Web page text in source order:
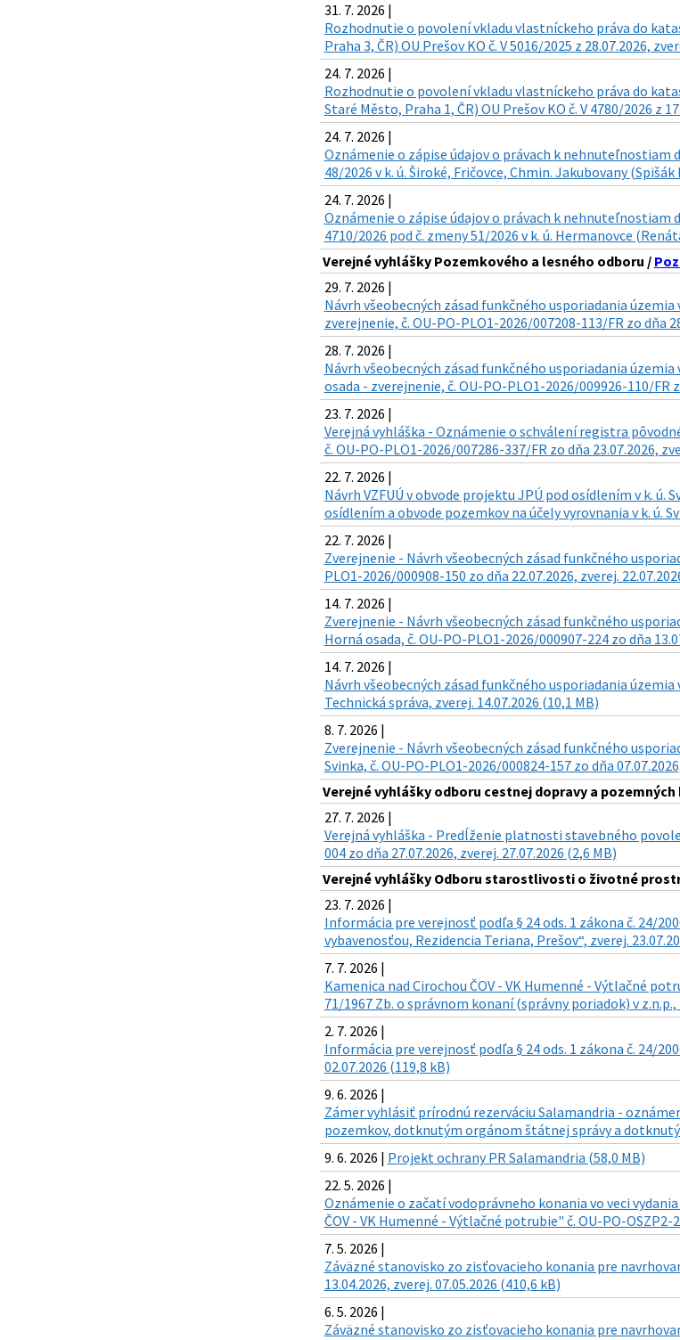
31. 7. 2026 |
Rozhodnutie o povolení vkladu vlastníckeho práva do
Praha 3, ČR) OU Prešov KO č. V 5016/2025 z 28.07.2026,
24. 7. 2026 |
Rozhodnutie o povolení vkladu vlastníckeho práva do
Staré Město, Praha 1, ČR) OU Prešov KO č. V 4780/2026 z
24. 7. 2026 |
Oznámenie o zápise údajov o právach k nehnuteľnostiam
48/2026 v k. ú. Široké, Fričovce, Chmin. Jakubovany
24. 7. 2026 |
Oznámenie o zápise údajov o právach k
4710/2026 pod č. zmeny 51/2026 v k. ú. Hermanovce
Verejné vyhlášky Pozemkového a lesného odboru /
29. 7. 2026 |
Návrh všeobecných zásad funkčného usporiadania
zverejnenie, č. OU-PO-PLO1-2026/007208-113/FR zo dňa
28. 7. 2026 |
Návrh všeobecných zásad funkčného usporiadania
osada - zverejnenie, č. OU-PO-PLO1-2026/009926-110/FR
23. 7. 2026 |
Verejná vyhláška - Oznámenie o schválení registra
č. OU-PO-PLO1-2026/007286-337/FR zo dňa 23.07.2026,
22. 7. 2026 |
Návrh VZFUÚ v obvode projektu JPÚ pod osídlením v k. ú.
osídlením a obvode pozemkov na účely vyrovnania v k. ú.
22. 7. 2026 |
Zverejnenie - Návrh všeobecných zásad funkčného
PLO1-2026/000908-150 zo dňa 22.07.2026, zverej.
14. 7. 2026 |
Zverejnenie - Návrh všeobecných zásad funkčného
Horná osada, č. OU-PO-PLO1-2026/000907-224 zo dňa
14. 7. 2026 |
Návrh všeobecných zásad funkčného usporiadania
Technická správa, zverej. 14.07.2026 (10,1 MB)
8. 7. 2026 |
Zverejnenie - Návrh všeobecných zásad funkčného
Svinka, č. OU-PO-PLO1-2026/000824-157 zo dňa
Verejné vyhlášky odboru cestnej dopravy a
27. 7. 2026 |
Verejná vyhláška - Predĺženie platnosti stavebného
004 zo dňa 27.07.2026, zverej. 27.07.2026 (2,6 MB)
Verejné vyhlášky Odboru starostlivosti o životné
23. 7. 2026 |
Informácia pre verejnosť podľa § 24 ods. 1 zákona č. 24/
vybavenosťou, Rezidencia Teriana, Prešov“, zverej.
7. 7. 2026 |
Kamenica nad Cirochou ČOV - VK Humenné - Výtlačné
71/1967 Zb. o správnom konaní (správny poriadok) v z.n.p.,
2. 7. 2026 |
Informácia pre verejnosť podľa § 24 ods. 1 zákona č. 24/
02.07.2026 (119,8 kB)
9. 6. 2026 |
Zámer vyhlásiť prírodnú rezerváciu Salamandria -
pozemkov, dotknutým orgánom štátnej správy a
9. 6. 2026 | Projekt ochrany PR Salamandria (58,0 MB)
22. 5. 2026 |
Oznámenie o začatí vodoprávneho konania vo veci
ČOV - VK Humenné - Výtlačné potrubie" č. OU-PO-OSZP2-
7. 5. 2026 |
Záväzné stanovisko zo zisťovacieho konania pre
13.04.2026, zverej. 07.05.2026 (410,6 kB)
6. 5. 2026 |
Záväzné stanovisko zo zisťovacieho konania pre